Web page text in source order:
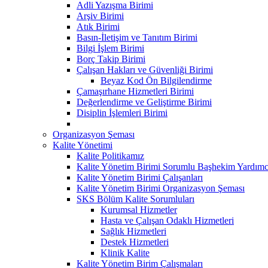
Adli Yazışma Birimi
Arşiv Birimi
Atık Birimi
Basın-İletişim ve Tanıtım Birimi
Bilgi İşlem Birimi
Borç Takip Birimi
Çalışan Hakları ve Güvenliği Birimi
Beyaz Kod Ön Bilgilendirme
Çamaşırhane Hizmetleri Birimi
Değerlendirme ve Geliştirme Birimi
Disiplin İşlemleri Birimi
Organizasyon Şeması
Kalite Yönetimi
Kalite Politikamız
Kalite Yönetim Birimi Sorumlu Başhekim
Kalite Yönetim Birimi Çalışanları
Kalite Yönetim Birimi Organizasyon Şeması
SKS Bölüm Kalite Sorumluları
Kurumsal Hizmetler
Hasta ve Çalışan Odaklı Hizmetleri
Sağlık Hizmetleri
Destek Hizmetleri
Klinik Kalite
Kalite Yönetim Birim Çalışmaları